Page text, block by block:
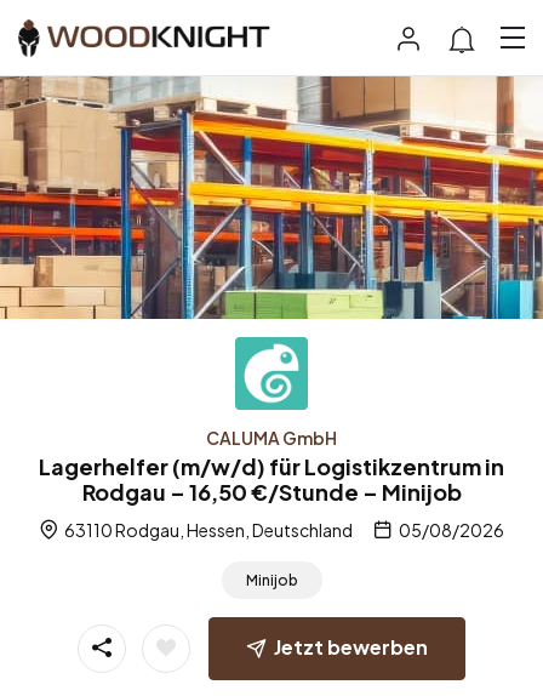
CALUMA GmbH
Lagerhelfer (m/w/d) für Logistikzentrum in
Rodgau – 16,50 €/Stunde – Minijob
63110 Rodgau, Hessen, Deutschland 05/08/2026
Minijob
Jetzt bewerben